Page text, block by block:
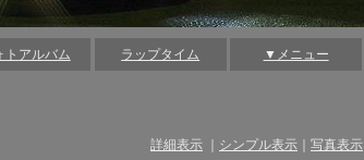
トアルバム ラップタイム ▼メニュー
詳細表示 シンプル表示 写真表示